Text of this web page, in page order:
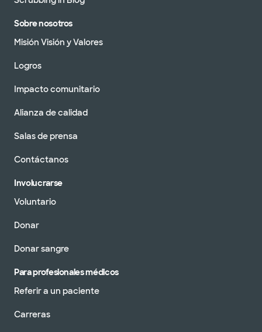
Sobre nosotros
Misión Visión y Valores
Logros
Impacto comunitario
Alianza de calidad
Salas de prensa
Contáctanos
Involucrarse
Voluntario
Donar
Donar sangre
Para profesionales médicos
Referir a un paciente
Carreras